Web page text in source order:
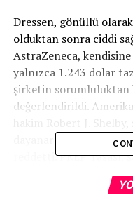
Dressen, gönüllü olarak
olduktan sonra ciddi
AstraZeneca,
yalnızca 1.243 dolar
şirketin sorumluluktan
değerlendirildi.
dayanarak yasal
reddetti. PREP Yasası,
şirketlerini yasal
düzenleme olarak